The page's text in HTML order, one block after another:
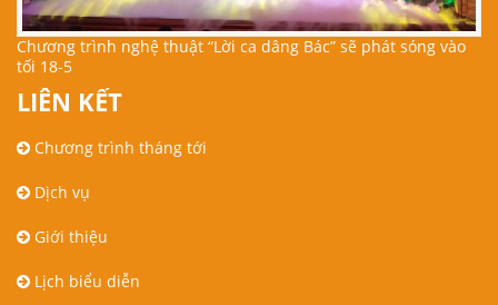
Chương trình nghệ thuật “Lời ca dâng Bác” sẽ phát sóng vào
tối 18-5
LIÊN KẾT
Chương trình tháng tới
Dịch vụ
Giới thiệu
Lịch biểu diễn